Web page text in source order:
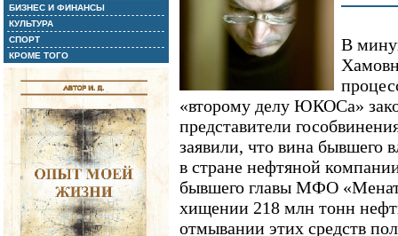
БИЗНЕС И ФИНАНСЫ
КУЛЬТУРА
СПОРТ
КРОМЕ ТОГО
В
«второму делу ЮКОСа»
представители
заявили, что вина бывшего
в стране нефтяной
бывшего главы МФО
хищении 218 млн тонн
отмывании этих средств